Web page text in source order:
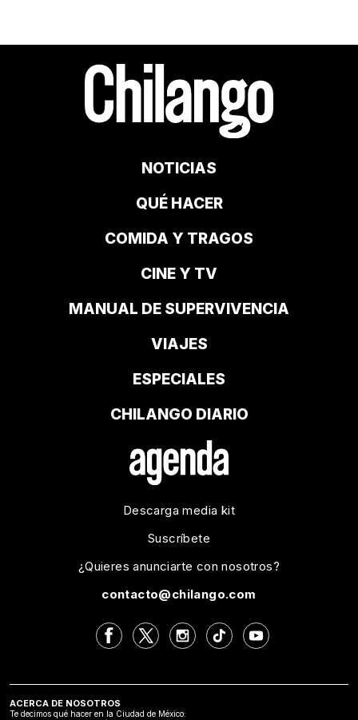
NOTICIAS
QUÉ HACER
COMIDA Y TRAGOS
CINE Y TV
MANUAL DE SUPERVIVENCIA
VIAJES
ESPECIALES
CHILANGO DIARIO
Descarga media kit
Suscríbete
¿Quieres anunciarte con nosotros?
contacto@chilango.com
ACERCA DE NOSOTROS
Te decimos qué hacer en la Ciudad de México: